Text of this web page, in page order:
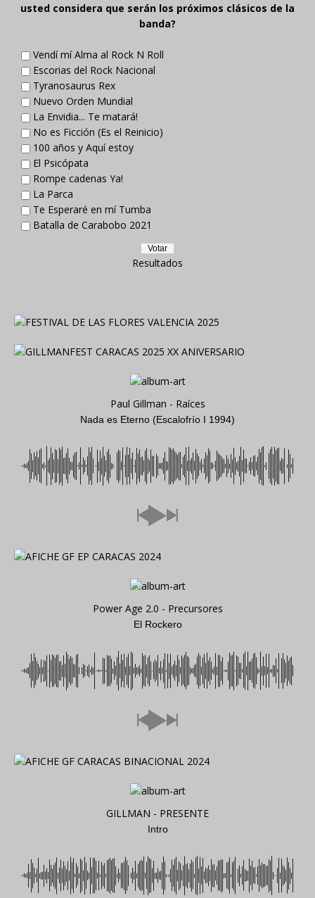
usted considera que serán los próximos clásicos de la
banda?
Vendí mí Alma al Rock N Roll
Escorias del Rock Nacional
Tyranosaurus Rex
Nuevo Orden Mundial
La Envidia... Te matará!
No es Ficción (Es el Reinicio)
100 años y Aquí estoy
El Psicópata
Rompe cadenas Ya!
La Parca
Te Esperaré en mí Tumba
Batalla de Carabobo 2021
Resultados
Paul Gillman - Raíces
Nada es Eterno (Escalofrío I 1994)
Power Age 2.0 - Precursores
El Rockero
GILLMAN - PRESENTE
Intro